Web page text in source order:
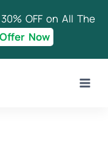
OFF on All The
Now